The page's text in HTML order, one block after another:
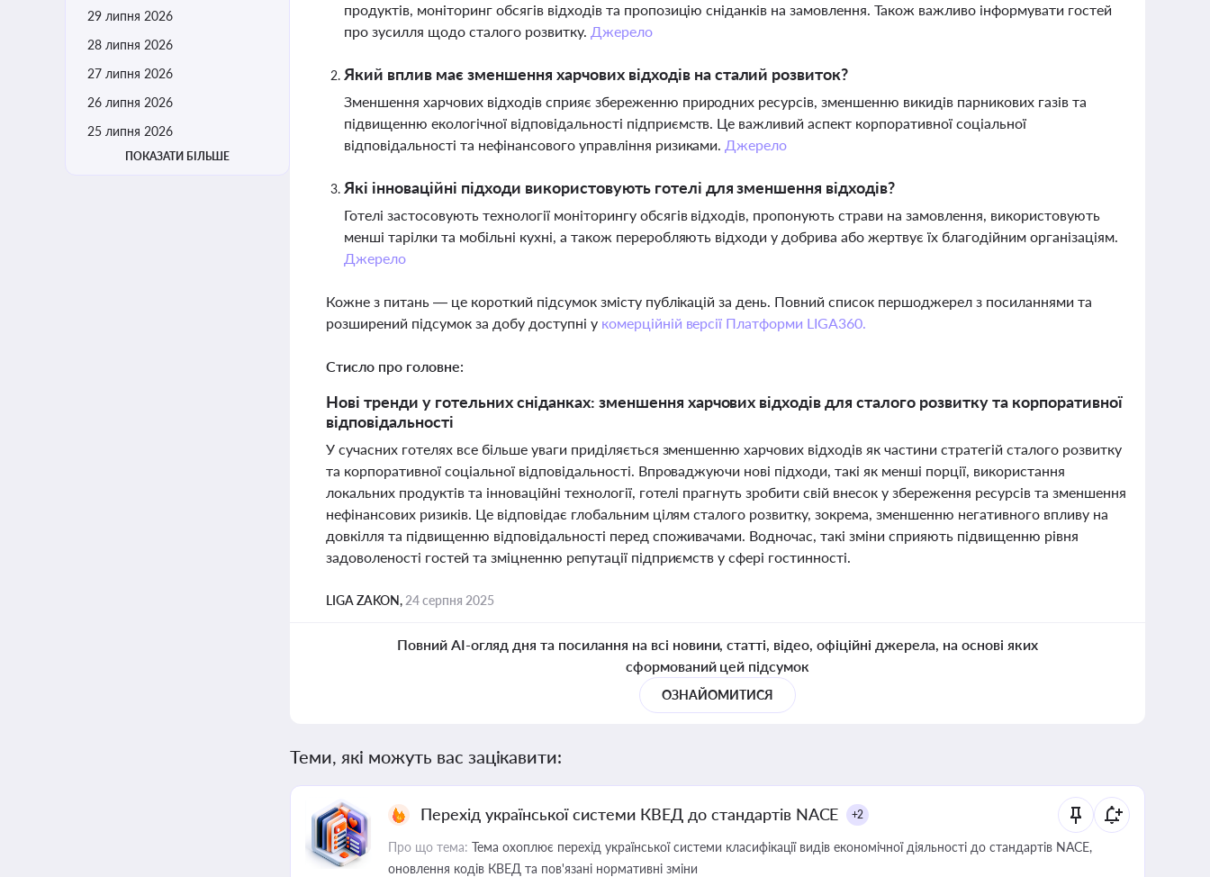
29 липня 2026
28 липня 2026
27 липня 2026
26 липня 2026
25 липня 2026
ПОКАЗАТИ БІЛЬШЕ
продуктів, моніторинг обсягів відходів та пропозицію сніданків на замовлення. Також важливо інформувати гостей
про зусилля щодо сталого розвитку. Джерело
Який вплив має зменшення харчових відходів на сталий розвиток?
Зменшення харчових відходів сприяє збереженню природних ресурсів, зменшенню викидів парникових газів та
підвищенню екологічної відповідальності підприємств. Це важливий аспект корпоративної соціальної
відповідальності та нефінансового управління ризиками. Джерело
Які інноваційні підходи використовують готелі для зменшення відходів?
Готелі застосовують технології моніторингу обсягів відходів, пропонують страви на замовлення, використовують
менші тарілки та мобільні кухні, а також переробляють відходи у добрива або жертвує їх благодійним організаціям.
Джерело
Кожне з питань — це короткий підсумок змісту публікацій за день. Повний список першоджерел з посиланнями та
розширений підсумок за добу доступні у комерційній версії Платформи LIGA360.
Стисло про головне:
Нові тренди у готельних сніданках: зменшення харчових відходів для сталого розвитку та корпоративної
відповідальності
У сучасних готелях все більше уваги приділяється зменшенню харчових відходів як частини стратегій сталого розвитку
та корпоративної соціальної відповідальності. Впроваджуючи нові підходи, такі як менші порції, використання
локальних продуктів та інноваційні технології, готелі прагнуть зробити свій внесок у збереження ресурсів та зменшення
нефінансових ризиків. Це відповідає глобальним цілям сталого розвитку, зокрема, зменшенню негативного впливу на
довкілля та підвищенню відповідальності перед споживачами. Водночас, такі зміни сприяють підвищенню рівня
задоволеності гостей та зміцненню репутації підприємств у сфері гостинності.
LIGA ZAKON, 24 серпня 2025
Повний AI-огляд дня та посилання на всі новини, статті, відео, офіційні джерела, на основі яких
сформований цей підсумок
ОЗНАЙОМИТИСЯ
Теми, які можуть вас зацікавити:
Перехід української системи КВЕД до стандартів NACE +2
Про що тема: Тема охоплює перехід української системи класифікації видів економічної діяльності до стандартів NACE,
оновлення кодів КВЕД та пов'язані нормативні зміни